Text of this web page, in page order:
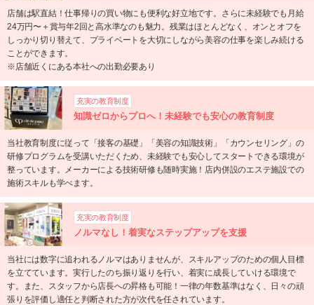
店舗は駅直結！仕事帰りの買い物にも便利な好立地です。さらに未経験でも月給
24万円〜＋賞与年2回と高水準なのも魅力。残業はほとんどなく、オンとオフを
しっかり切り替えて、プライベートを大切にしながら美容の仕事を楽しみ続ける
ことができます。
※店舗近くにある本社への出勤必要あり
充実の教育制度
知識ゼロからプロへ！未経験でも安心の教育制度
当社教育制度に従って「接客の基礎」「美容の知識技術」「カウンセリング」の
研修プログラムを受講いただくため、未経験でも安心してスタートできる環境が
整っています。メーカーによる技術研修も随時実施！店内併設のエステ施設での
施術スキルも学べます。
充実の教育制度
ノルマなし！着実なステップアップを支援
当社には数字に追われるノルマはありませんが、スキルアップのための個人目標
を立てています。実行したのち振り返りを行い、着実に成長していける環境で
す。また、スタッフから店長への昇格も可能！一律の年数基準はなく、日々の頑
張りを評価し適任と判断された方が次代を任されています。